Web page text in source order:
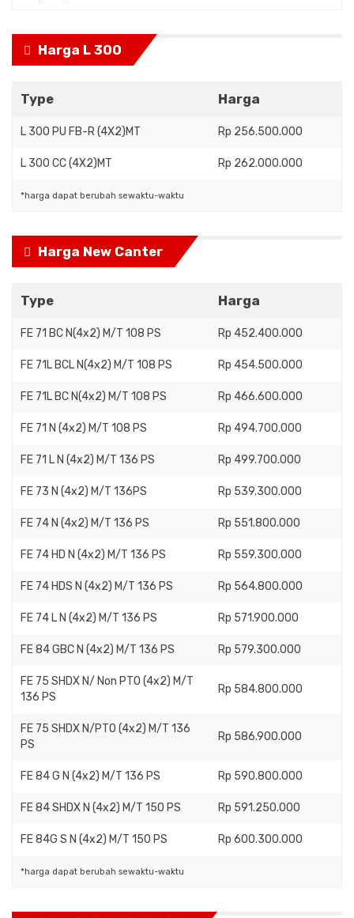
Harga L 300
Type Harga
L 300 PU FB-R (4X2)MT Rp 256.500.000
L 300 CC (4X2)MT Rp 262.000.000
*harga dapat berubah sewaktu-waktu
Harga New Canter
Type Harga
FE 71 BC N(4x2) M/T 108 PS Rp 452.400.000
FE 71L BCL N(4x2) M/T 108 PS Rp 454.500.000
FE 71L BC N(4x2) M/T 108 PS Rp 466.600.000
FE 71 N (4x2) M/T 108 PS Rp 494.700.000
FE 71 L N (4x2) M/T 136 PS Rp 499.700.000
FE 73 N (4x2) M/T 136PS Rp 539.300.000
FE 74 N (4x2) M/T 136 PS Rp 551.800.000
FE 74 HD N (4x2) M/T 136 PS Rp 559.300.000
FE 74 HDS N (4x2) M/T 136 PS Rp 564.800.000
FE 74 L N (4x2) M/T 136 PS Rp 571.900.000
FE 84 GBC N (4x2) M/T 136 PS Rp 579.300.000
FE 75 SHDX N/ Non PTO (4x2) M/T
136 PS
Rp 584.800.000
FE 75 SHDX N/PTO (4x2) M/T 136
PS
Rp 586.900.000
FE 84 G N (4x2) M/T 136 PS Rp 590.800.000
FE 84 SHDX N (4x2) M/T 150 PS Rp 591.250.000
FE 84G S N (4x2) M/T 150 PS Rp 600.300.000
*harga dapat berubah sewaktu-waktu